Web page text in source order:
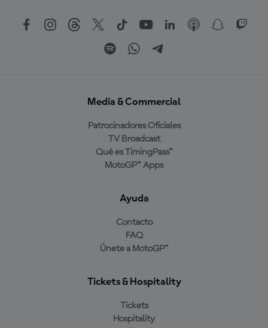
Media & Commercial
Patrocinadores Oficiales
TV Broadcast
Qué es TimingPass™
MotoGP™ Apps
Ayuda
Contacto
FAQ
Únete a MotoGP™
Tickets & Hospitality
Tickets
Hospitality